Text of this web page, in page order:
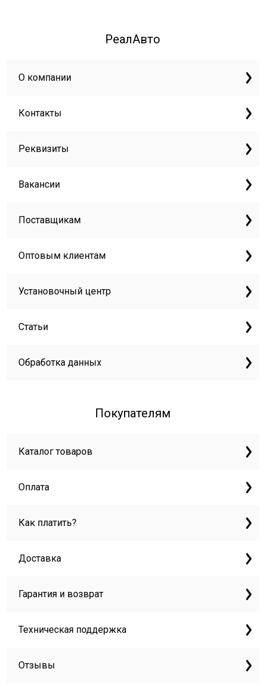
РеалАвто
О компании
Контакты
Реквизиты
Вакансии
Поставщикам
Оптовым клиентам
Установочный центр
Статьи
Обработка данных
Покупателям
Каталог товаров
Оплата
Как платить?
Доставка
Гарантия и возврат
Техническая поддержка
Отзывы